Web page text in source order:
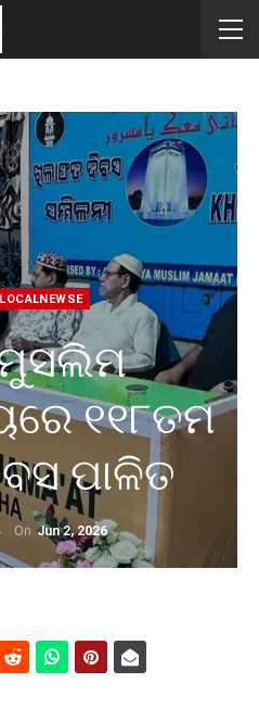
LOCALNEWSE
୧୧୮ତମ
ପାଳିତ
On Jun 2, 2026